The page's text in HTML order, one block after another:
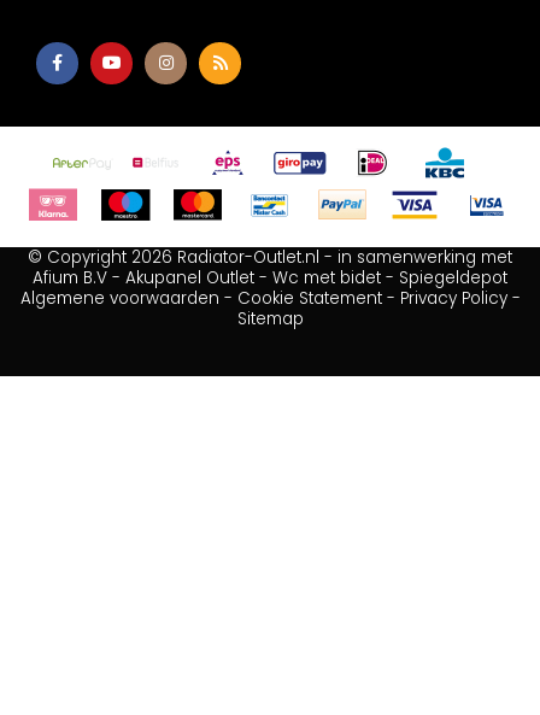
© Copyright 2026 Radiator-Outlet.nl - in samenwerking met
Afium B.V - Akupanel Outlet - Wc met bidet - Spiegeldepot
Algemene voorwaarden - Cookie Statement- Privacy Policy-
Sitemap